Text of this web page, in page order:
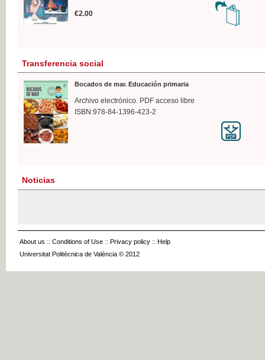
€2.00
Transferencia social
Bocados de mar. Educación primaria
Archivo electrónico. PDF acceso libre
ISBN:978-84-1396-423-2
Noticias
About us :: Conditions of Use :: Privacy policy :: Help
Universitat Politècnica de València © 2012